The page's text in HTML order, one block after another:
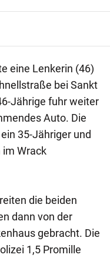
eine Lenkerin (46)
bei Sankt
Jährige fuhr weiter
Auto. Die
35-Jähriger und
im Wrack
die beiden
dann von der
gebracht. Die
1,5 Promille